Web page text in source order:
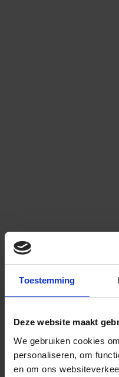
Toestemming
Deze website maakt
We gebruiken cookies
personaliseren, om
en om ons